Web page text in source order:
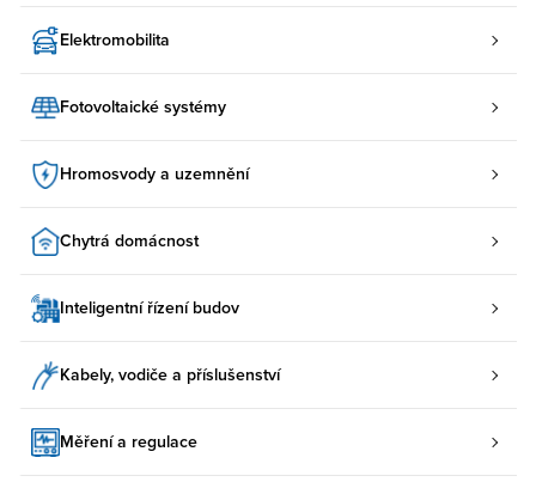
Elektromobilita
Fotovoltaické systémy
Hromosvody a uzemnění
Chytrá domácnost
Inteligentní řízení budov
Kabely, vodiče a příslušenství
Měření a regulace